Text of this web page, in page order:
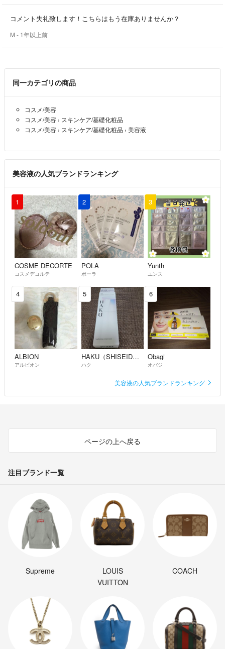
コメント失礼致します！こちらはもう在庫ありませんか？
M - 1年以上前
同一カテゴリの商品
コスメ/美容
コスメ/美容 › スキンケア/基礎化粧品
コスメ/美容 › スキンケア/基礎化粧品 › 美容液
美容液の人気ブランドランキング
1
COSME DECORTE
コスメデコルテ
2
POLA
ポーラ
3
Yunth
ユンス
4
ALBION
アルビオン
5
HAKU（SHISEIDO）
ハク
6
Obagi
オバジ
美容液の人気ブランドランキング
ページの上へ戻る
注目ブランド一覧
Supreme
LOUIS
VUITTON
COACH